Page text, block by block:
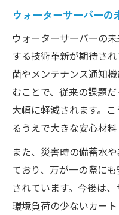
クの真実
サーバー導入
か
ウォーターサーバー
ウォーターサーバーの
する技術革新が期待さ
菌やメンテナンス通知
むことで、従来の課題
大幅に軽減されます。
るうえで大きな安心材料
また、災害時の備蓄水
ており、万が一の際に
されています。今後は
環境負荷の少ないカー